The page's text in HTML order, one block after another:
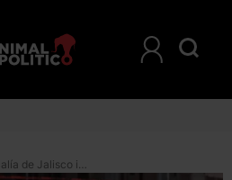
10 días después, la Fiscalía de Jalisco investiga desaparición de 4 turistas en Puerto Vallarta